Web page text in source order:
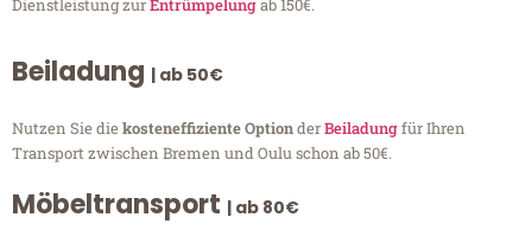
Dienstleistung zurEntrümpelungab 150€.
Beiladung | ab 50€
Nutzen Sie diekosteneffiziente OptionderBeiladungfür Ihren
Transport zwischen Bremen und Oulu schon ab 50€.
Möbeltransport | ab 80€